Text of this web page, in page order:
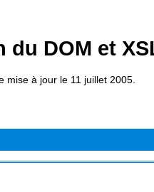
DOM et
mise à jour le 11 juillet 2005.